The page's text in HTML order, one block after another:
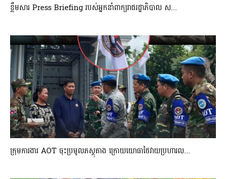
ខ្លឹមសារ Press Briefing របស់អ្នកនាំពាក្យរាជរដ្ឋាភិបាល ស...
ក្រុមការងារ AOT ចុះប្រមូលភស្តុតាង ក្រោយយោធាថៃវាយប្រហារល...